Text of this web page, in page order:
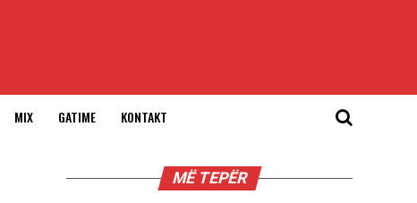
MIX GATIME KONTAKT
MË TEPËR